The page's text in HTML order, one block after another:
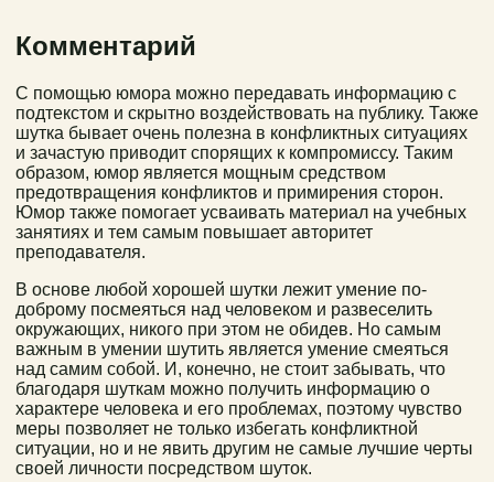
Комментарий
С помощью юмора можно передавать информацию с
подтекстом и скрытно воздействовать на публику. Также
шутка бывает очень полезна в конфликтных ситуациях
и зачастую приводит спорящих к компромиссу. Таким
образом, юмор является мощным средством
предотвращения конфликтов и примирения сторон.
Юмор также помогает усваивать материал на учебных
занятиях и тем самым повышает авторитет
преподавателя.
В основе любой хорошей шутки лежит умение по-
доброму посмеяться над человеком и развеселить
окружающих, никого при этом не обидев. Но самым
важным в умении шутить является умение смеяться
над самим собой. И, конечно, не стоит забывать, что
благодаря шуткам можно получить информацию о
характере человека и его проблемах, поэтому чувство
меры позволяет не только избегать конфликтной
ситуации, но и не явить другим не самые лучшие черты
своей личности посредством шуток.